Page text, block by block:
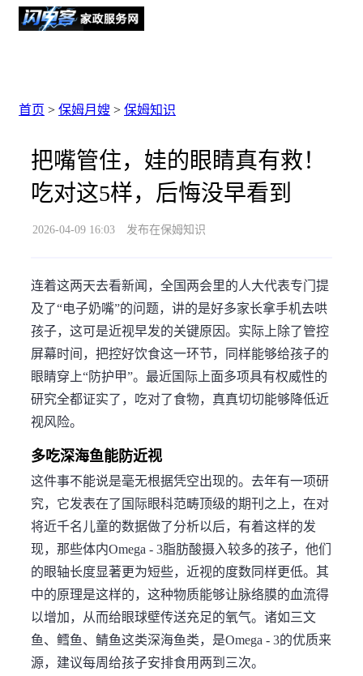
首页 > 保姆月嫂 > 保姆知识
把嘴管住，娃的眼睛真有救！
吃对这5样，后悔没早看到
2026-04-09 16:03 发布在保姆知识
连着这两天去看新闻，全国两会里的人大代表专门提
及了“电子奶嘴”的问题，讲的是好多家长拿手机去哄
孩子，这可是近视早发的关键原因。实际上除了管控
屏幕时间，把控好饮食这一环节，同样能够给孩子的
眼睛穿上“防护甲”。最近国际上面多项具有权威性的
研究全都证实了，吃对了食物，真真切切能够降低近
视风险。
多吃深海鱼能防近视
这件事不能说是毫无根据凭空出现的。去年有一项研
究，它发表在了国际眼科范畴顶级的期刊之上，在对
将近千名儿童的数据做了分析以后，有着这样的发
现，那些体内Omega - 3脂肪酸摄入较多的孩子，他们
的眼轴长度显著更为短些，近视的度数同样更低。其
中的原理是这样的，这种物质能够让脉络膜的血流得
以增加，从而给眼球壁传送充足的氧气。诸如三文
鱼、鳕鱼、鲭鱼这类深海鱼类，是Omega - 3的优质来
源，建议每周给孩子安排食用两到三次。